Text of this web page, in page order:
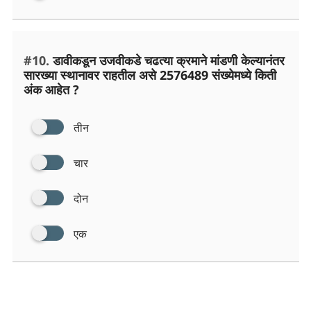
#10. डावीकडून उजवीकडे चढत्या क्रमाने मांडणी केल्यानंतर
सारख्या स्थानावर राहतील असे 2576489 संख्येमध्ये किती
अंक आहेत ?
तीन
चार
दोन
एक